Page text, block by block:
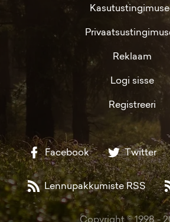
Reklaam
Logi sisse
Registreeri
Facebook Twitter
Lennupakkumiste RSS
Copyright © 1998 -